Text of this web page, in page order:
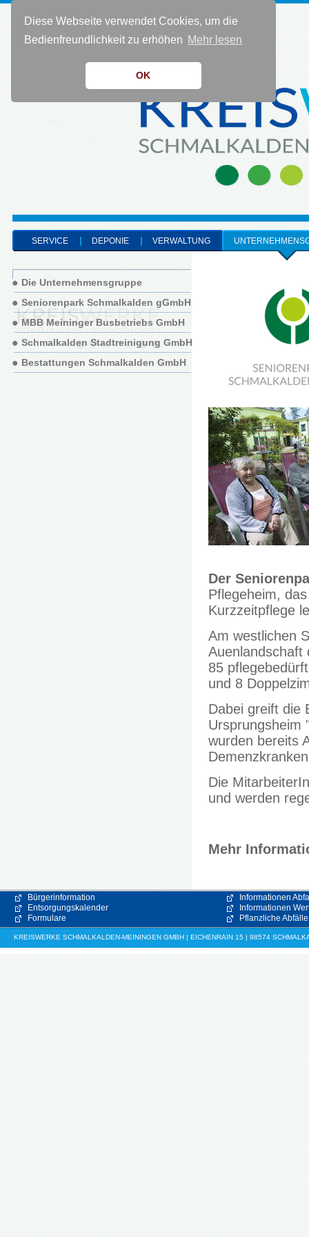
Diese Webseite verwendet Cookies, um die
Bedienfreundlichkeit zu erhöhen Mehr lesen
OK
KONTAKT 0 36 83 - 40 91 0
SERVICE DEPONIE VERWALTUNG
Der
Pflegeheim,
Kurzzeitpflege
Am westlichen
Auenlandschaft
85
und 8
Dabei greift die
Ursprungsheim
wurden bereits
Die
und werden
Mehr
Die Unternehmensgruppe
Seniorenpark Schmalkalden gGmbH
MBB Meininger Busbetriebs GmbH
Schmalkalden Stadtreinigung GmbH
Bestattungen Schmalkalden GmbH
Bürgerinformation
Entsorgungskalender
Formulare
Informationen
Informationen
Pflanzliche Abfälle
KREISWERKE SCHMALKALDEN-MEININGEN GMBH | EICHENRAIN 15 | 98574